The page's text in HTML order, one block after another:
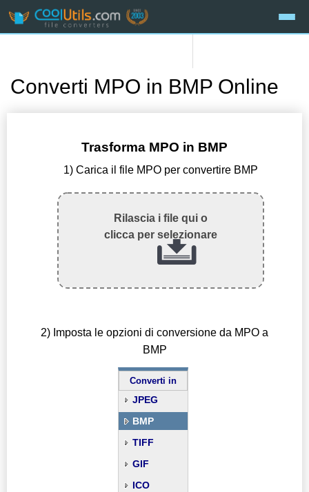
Converti MPO in BMP Online
Trasforma MPO in BMP
1) Carica il file MPO per convertire BMP
Rilascia i file qui o
clicca per selezionare
2) Imposta le opzioni di conversione da MPO a
BMP
Converti in
JPEG
BMP
TIFF
GIF
ICO